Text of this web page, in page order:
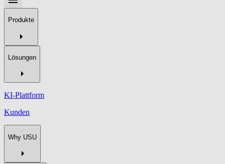
Produkte
Lösungen
KI-Plattform
Kunden
Why USU